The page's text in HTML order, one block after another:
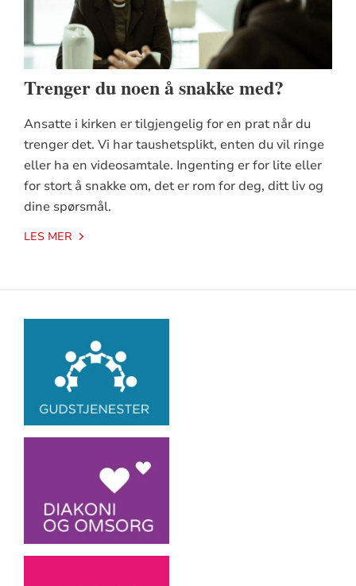
Trenger du noen å snakke med?
Ansatte i kirken er tilgjengelig for en prat når du
trenger det. Vi har taushetsplikt, enten du vil ringe
eller ha en videosamtale. Ingenting er for lite eller
for stort å snakke om, det er rom for deg, ditt liv og
dine spørsmål.
LES MER